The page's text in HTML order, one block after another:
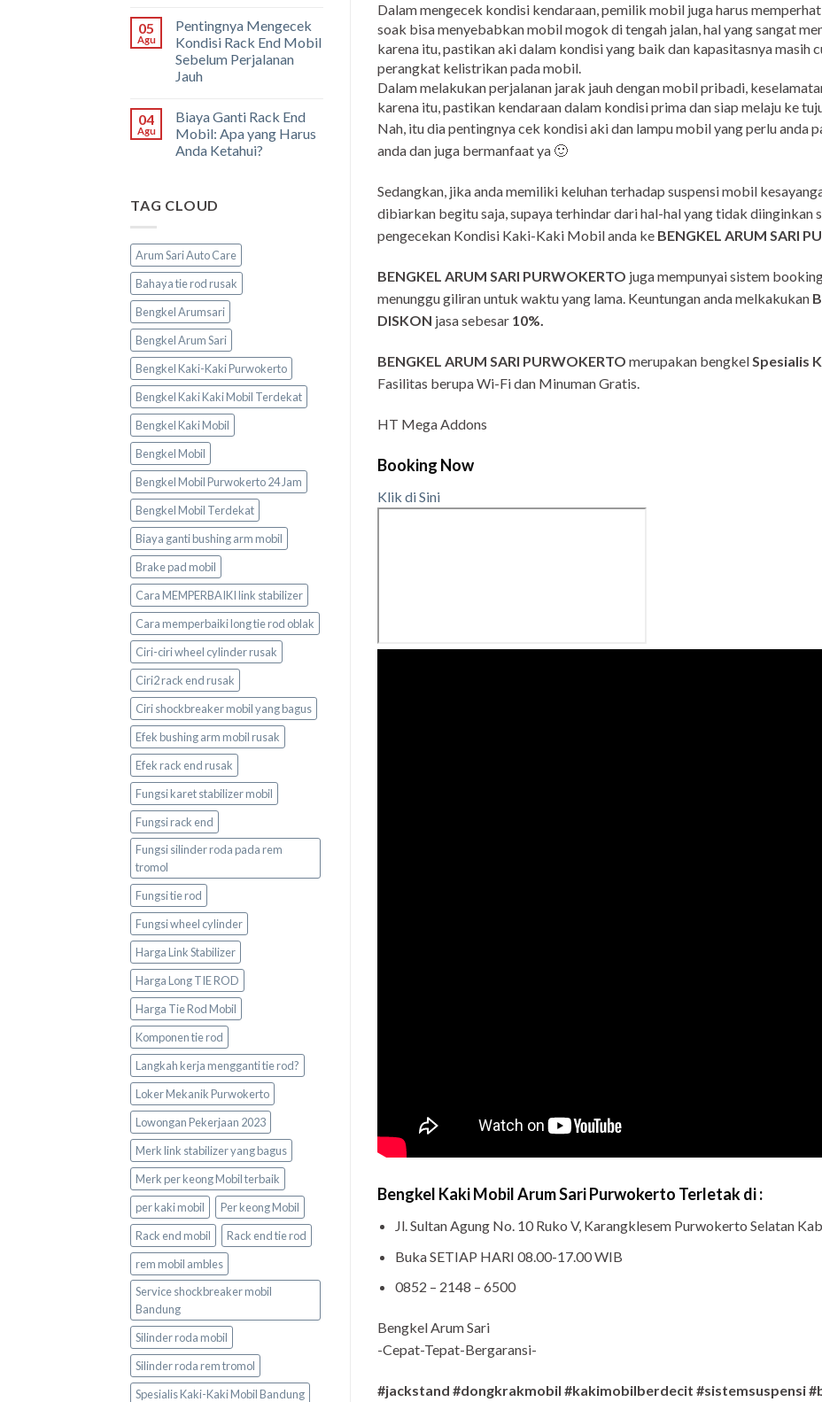
05
Agu
Pentingnya Mengecek
Kondisi Rack End Mobil
Sebelum Perjalanan
Jauh
04
Agu
Biaya Ganti Rack End
Mobil: Apa yang Harus
Anda Ketahui?
TAG CLOUD
Arum Sari Auto Care
Bahaya tie rod rusak
Bengkel Arumsari
Bengkel Arum Sari
Bengkel Kaki-Kaki Purwokerto
Bengkel Kaki Kaki Mobil Terdekat
Bengkel Kaki Mobil
Bengkel Mobil
Bengkel Mobil Purwokerto 24 Jam
Bengkel Mobil Terdekat
Biaya ganti bushing arm mobil
Brake pad mobil
Cara MEMPERBAIKI link stabilizer
Cara memperbaiki long tie rod oblak
Ciri-ciri wheel cylinder rusak
Ciri2 rack end rusak
Ciri shockbreaker mobil yang bagus
Efek bushing arm mobil rusak
Efek rack end rusak
Fungsi karet stabilizer mobil
Fungsi rack end
Fungsi silinder roda pada rem
tromol
Fungsi tie rod
Fungsi wheel cylinder
Harga Link Stabilizer
Harga Long TIE ROD
Harga Tie Rod Mobil
Komponen tie rod
Langkah kerja mengganti tie rod?
Loker Mekanik Purwokerto
Lowongan Pekerjaan 2023
Merk link stabilizer yang bagus
Merk per keong Mobil terbaik
per kaki mobil
Per keong Mobil
Rack end mobil
Rack end tie rod
rem mobil ambles
Service shockbreaker mobil
Bandung
Silinder roda mobil
Silinder roda rem tromol
Spesialis Kaki-Kaki Mobil Bandung
Dalam mengecek kondisi kendaraan, pemilik mobil juga harus
soak bisa menyebabkan mobil mogok di tengah jalan, hal yang sangat
karena itu, pastikan aki dalam kondisi yang baik dan kapasitasnya masih
perangkat kelistrikan pada mobil.
Dalam melakukan perjalanan jarak jauh dengan mobil pribadi,
karena itu, pastikan kendaraan dalam kondisi prima dan siap melaju ke
Nah, itu dia pentingnya cek kondisi aki dan lampu mobil yang perlu anda
anda dan juga bermanfaat ya 🙂
Sedangkan, jika anda memiliki keluhan terhadap suspensi mobil
dibiarkan begitu saja, supaya terhindar dari hal-hal yang tidak diinginkan
pengecekan Kondisi Kaki-Kaki Mobil anda ke BENGKEL ARUM SARI
BENGKEL ARUM SARI PURWOKERTO juga mempunyai sistem
menunggu giliran untuk waktu yang lama. Keuntungan anda melkakukan
DISKON jasa sebesar 10%.
BENGKEL ARUM SARI PURWOKERTO merupakan bengkel Spesialis
Fasilitas berupa Wi-Fi dan Minuman Gratis.
HT Mega Addons
Booking Now
Klik di Sini
Bengkel Kaki Mobil Arum Sari Purwokerto Terletak di :
Jl. Sultan Agung No. 10 Ruko V, Karangklesem Purwokerto Selatan
Buka SETIAP HARI 08.00-17.00 WIB
0852 – 2148 – 6500
Bengkel Arum Sari
-Cepat-Tepat-Bergaransi-
#jackstand #dongkrakmobil #kakimobilberdecit #sistemsuspensi